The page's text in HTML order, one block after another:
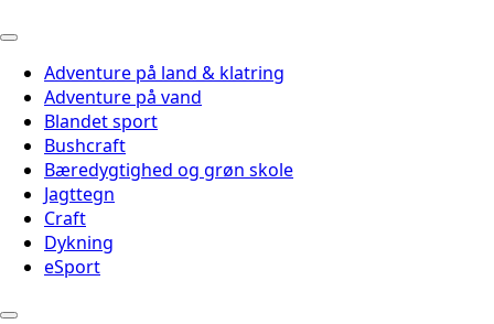
Adventure på land & klatring
Adventure på vand
Blandet sport
Bushcraft
Bæredygtighed og grøn skole
Jagttegn
Craft
Dykning
eSport